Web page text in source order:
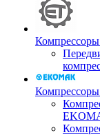
Компрессоры